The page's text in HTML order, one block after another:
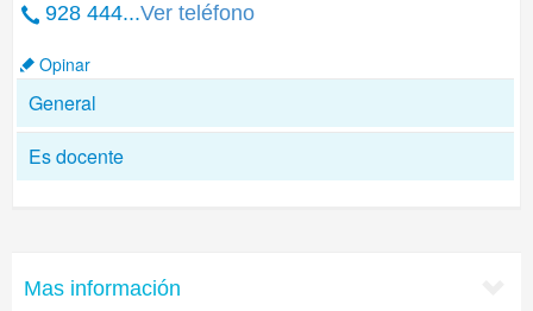
928 444...Ver teléfono
Opinar
General
Es docente
Mas información